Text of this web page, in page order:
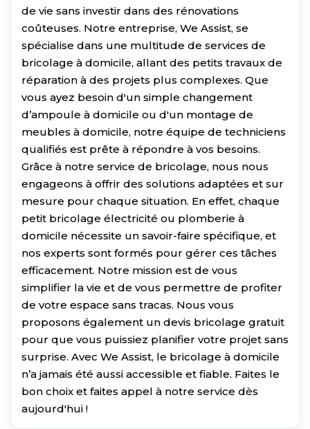
de vie sans investir dans des rénovations
coûteuses. Notre entreprise, We Assist, se
spécialise dans une multitude de services de
bricolage à domicile, allant des petits travaux de
réparation à des projets plus complexes. Que
vous ayez besoin d'un simple changement
d’ampoule à domicile ou d'un montage de
meubles à domicile, notre équipe de techniciens
qualifiés est prête à répondre à vos besoins.
Grâce à notre service de bricolage, nous nous
engageons à offrir des solutions adaptées et sur
mesure pour chaque situation. En effet, chaque
petit bricolage électricité ou plomberie à
domicile nécessite un savoir-faire spécifique, et
nos experts sont formés pour gérer ces tâches
efficacement. Notre mission est de vous
simplifier la vie et de vous permettre de profiter
de votre espace sans tracas. Nous vous
proposons également un devis bricolage gratuit
pour que vous puissiez planifier votre projet sans
surprise. Avec We Assist, le bricolage à domicile
n’a jamais été aussi accessible et fiable. Faites le
bon choix et faites appel à notre service dès
aujourd'hui !